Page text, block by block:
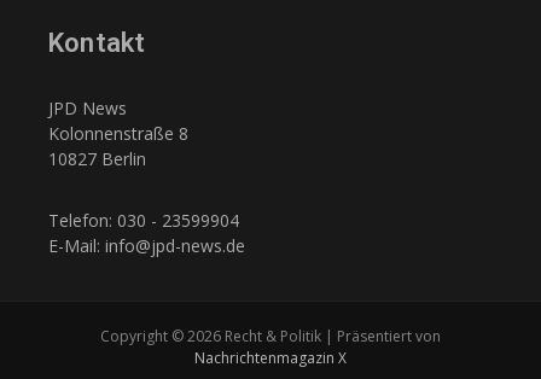
Kontakt
JPD News
Kolonnenstraße 8
10827 Berlin
Telefon: 030 - 23599904
E-Mail: info@jpd-news.de
Copyright © 2026 Recht & Politik | Präsentiert von
Nachrichtenmagazin X